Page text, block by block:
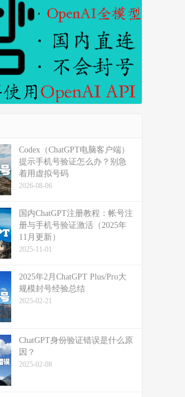
Codex（ChatGPT电脑客户端）
提示手机号验证怎么办？别急
着用虚拟号码
2026-08-06
国内ChatGPT注册教程：帐号注
册与手机号验证激活（2025年
11月更新）
2025-11-01
2025年2月ChatGPT Plus/Pro大
规模封号经验总结
2025-02-21
ChatGPT身份验证错误是什么原
因？
2025-02-08